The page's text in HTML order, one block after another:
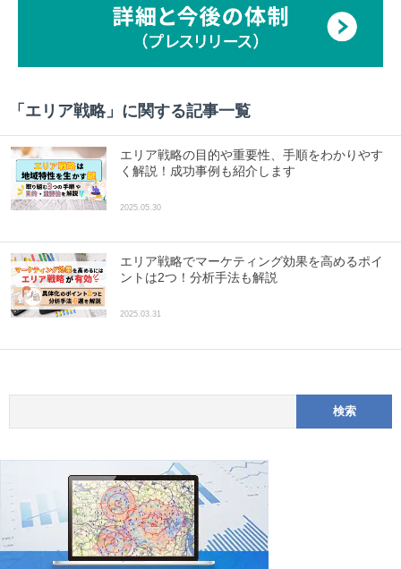
「 エリア戦略 」に関する記事一覧
エリア戦略の目的や重要性、手順をわかりやす
く解説！成功事例も紹介します
2025.05.30
エリア戦略でマーケティング効果を高めるポイ
ントは2つ！分析手法も解説
2025.03.31